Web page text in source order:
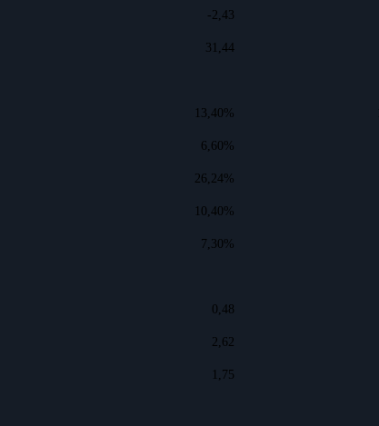
-2,43
31,44
13,40%
6,60%
26,24%
10,40%
7,30%
0,48
2,62
1,75